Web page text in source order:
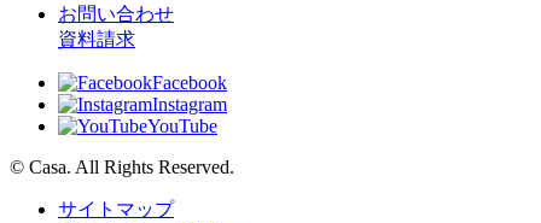
お問い合わせ
資料請求
Facebook
Instagram
YouTube
© Casa. All Rights Reserved.
サイトマップ